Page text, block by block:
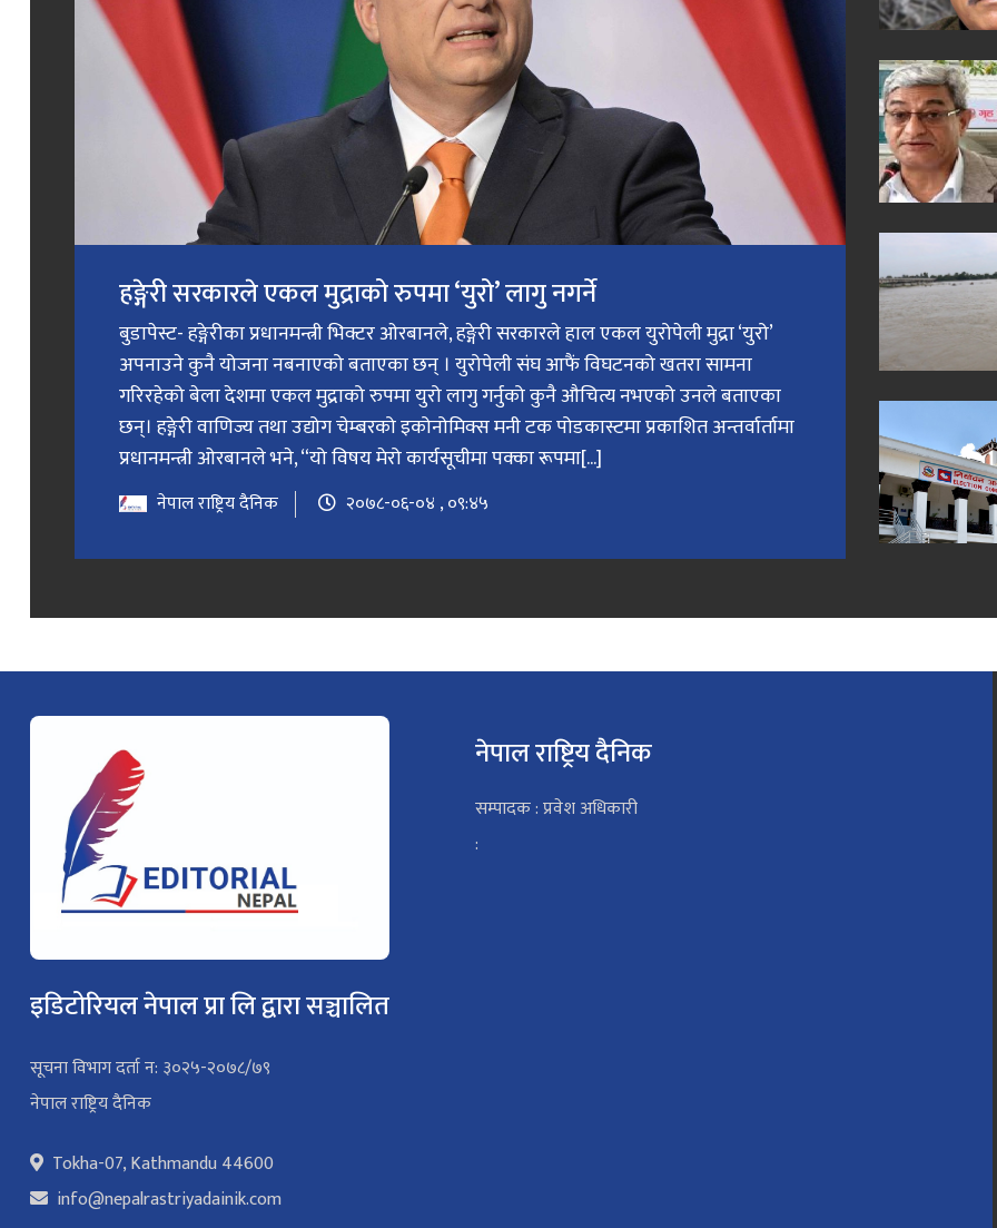
हङ्गेरी सरकारले एकल मुद्राको रुपमा ‘युरो’ लागु नगर्ने
बुडापेस्ट- हङ्गेरीका प्रधानमन्त्री भिक्टर ओरबानले, हङ्गेरी सरकारले हाल एकल युरोपेली मुद्रा ‘युरो’
अपनाउने कुनै योजना नबनाएको बताएका छन् । युरोपेली संघ आफैं विघटनको खतरा सामना
गरिरहेको बेला देशमा एकल मुद्राको रुपमा युरो लागु गर्नुको कुनै औचित्य नभएको उनले बताएका
छन्। हङ्गेरी वाणिज्य तथा उद्योग चेम्बरको इकोनोमिक्स मनी टक पोडकास्टमा प्रकाशित अन्तर्वार्तामा
प्रधानमन्त्री ओरबानले भने, “यो विषय मेरो कार्यसूचीमा पक्का रूपमा[...]
नेपाल राष्ट्रिय दैनिक २०७८-०६-०४ , ०९:४५
इडिटोरियल नेपाल प्रा लि द्वारा सञ्चालित
सूचना विभाग दर्ता न: ३०२५-२०७८/७९
नेपाल राष्ट्रिय दैनिक
Tokha-07, Kathmandu 44600
info@nepalrastriyadainik.com
नेपाल राष्ट्रिय दैनिक
सम्पादक : प्रवेश अधिकारी
: